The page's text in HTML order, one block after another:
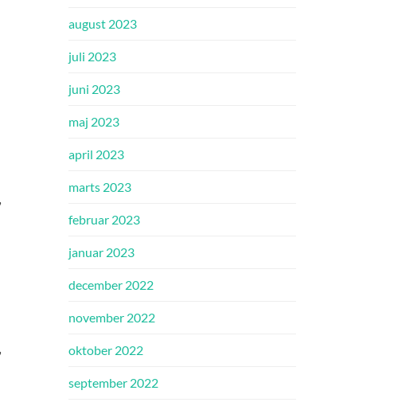
august 2023
juli 2023
juni 2023
maj 2023
april 2023
marts 2023
februar 2023
januar 2023
december 2022
november 2022
oktober 2022
september 2022